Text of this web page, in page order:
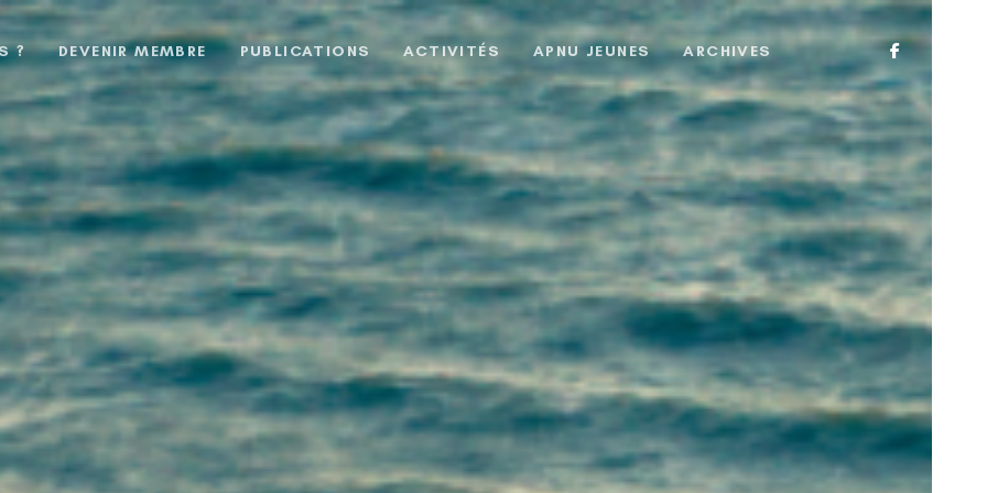
? DEVENIR MEMBRE PUBLICATIONS ACTIVITÉS APNU JEUNES ARCHIVES